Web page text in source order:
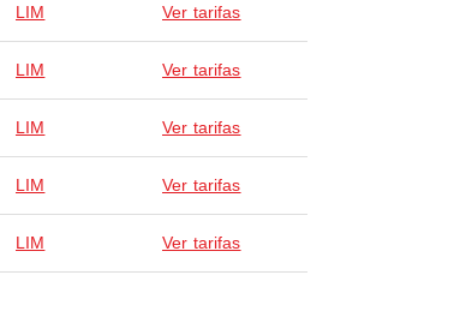
LIM Ver tarifas
LIM Ver tarifas
LIM Ver tarifas
LIM Ver tarifas
LIM Ver tarifas